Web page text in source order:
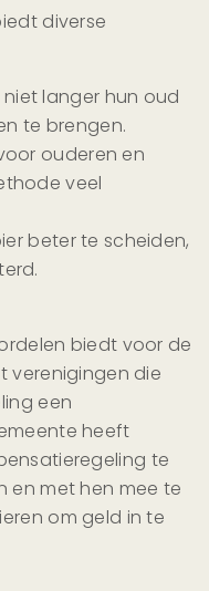
diverse
langer hun oud
te brengen.
ouderen en
veel
beter te scheiden,
biedt voor de
verenigingen die
een
heeft
te
en met hen mee te
om geld in te